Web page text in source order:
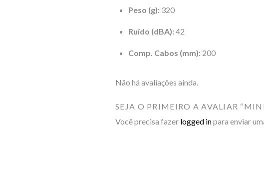
Peso (g): 320
Ruído (dBA): 42
Comp. Cabos (mm): 200
Não há avaliações ainda.
SEJA O PRIMEIRO A AVALIAR
Você precisa fazer logged inpara enviar